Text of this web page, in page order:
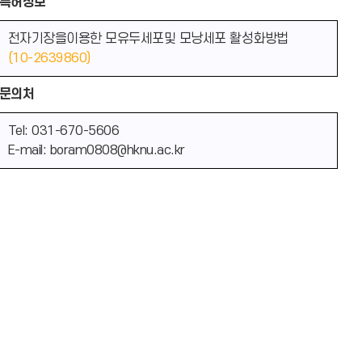
전자기장을이용한 모유두세포및 모낭세포 활성화방법
(10-2639860)
의처
Tel: 031-670-5606
E-mail: boram0808@hknu.ac.kr